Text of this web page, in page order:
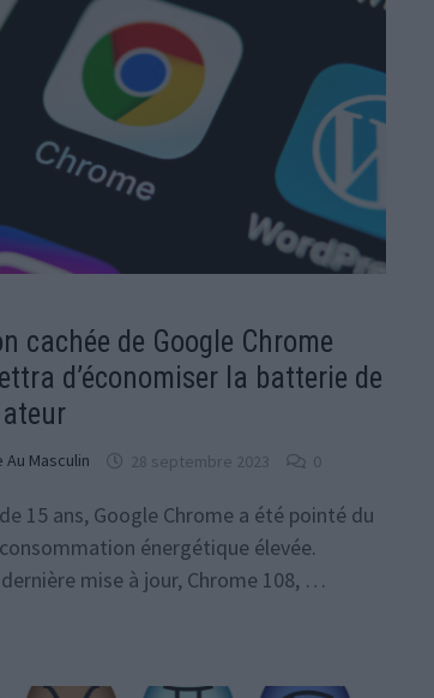
cachée de Google Chrome
d’économiser la batterie de
Au Masculin 28 septembre 2023 0
15 ans, Google Chrome a été pointé du
énergétique élevée.
mise à jour, Chrome 108, …